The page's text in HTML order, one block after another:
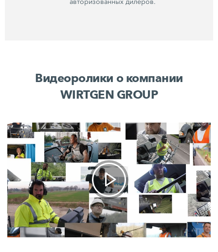
авторизованных дилеров.
Видеоролики о компании
WIRTGEN GROUP